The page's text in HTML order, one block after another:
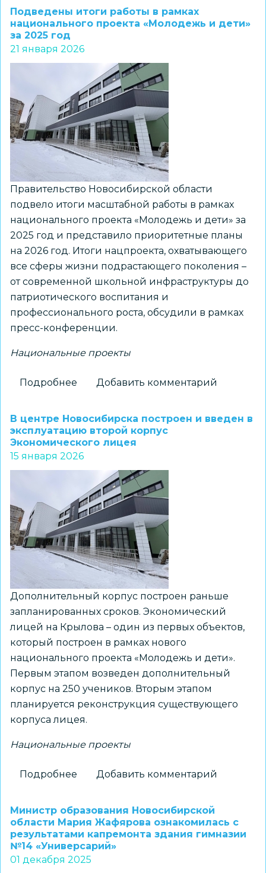
обновленный
корпус
лицея
250
мест
Подведены итоги работы в рамках
национального проекта «Молодежь и дети»
за 2025 год
21 января 2026
Правительство Новосибирской области
подвело итоги масштабной работы в рамках
национального проекта «Молодежь и дети» за
2025 год и представило приоритетные планы
на 2026 год. Итоги нацпроекта, охватывающего
все сферы жизни подрастающего поколения –
от современной школьной инфраструктуры до
патриотического воспитания и
профессионального роста, обсудили в рамках
пресс-конференции.
Национальные проекты
Подробнее
итоги
работы
в
рамках
национального
проекта
«Молодежь
и
дети»
за
2025
год
Добавить комментарий
В центре Новосибирска построен и введен в
эксплуатацию второй корпус
Экономического лицея
15 января 2026
Дополнительный корпус построен раньше
запланированных сроков. Экономический
лицей на Крылова – один из первых объектов,
который построен в рамках нового
национального проекта «Молодежь и дети».
Первым этапом возведен дополнительный
корпус на 250 учеников. Вторым этапом
планируется реконструкция существующего
корпуса лицея.
Национальные проекты
Подробнее
Новосибирска
построен
и
введен
Добавить комментарий
Министр образования Новосибирской
области Мария Жафярова ознакомилась с
результатами капремонта здания гимназии
№14 «Универсарий»
01 декабря 2025